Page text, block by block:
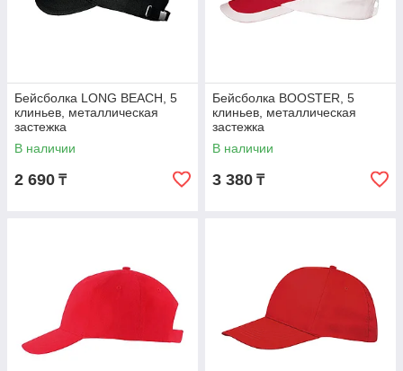
Бейсболка LONG BEACH, 5
клиньев, металлическая
застежка
В наличии
2 690 ₸
Бейсболка BOOSTER, 5
клиньев, металлическая
застежка
В наличии
3 380 ₸